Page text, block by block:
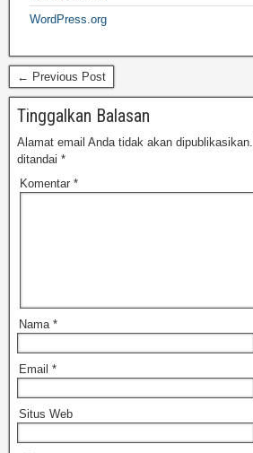
WordPress.org
← Previous Post
Tinggalkan Balasan
Alamat email Anda tidak akan dipublikasikan.
ditandai *
Komentar *
Nama *
Email *
Situs Web